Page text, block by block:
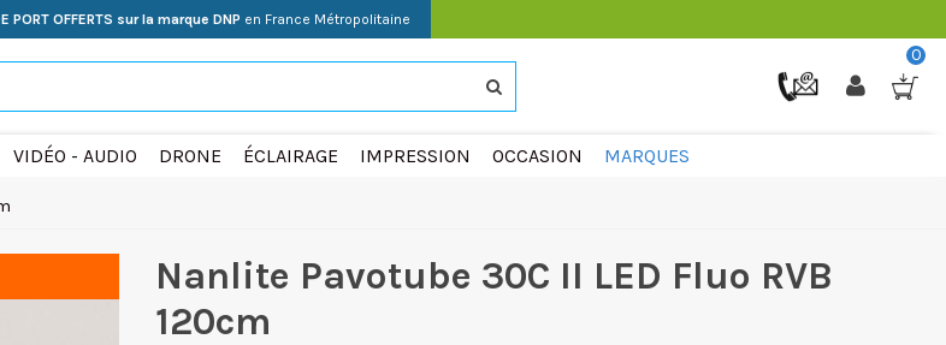
PORT OFFERTS sur la marque DNP en France Métropolitaine
0
VIDÉO - AUDIO DRONE ÉCLAIRAGE IMPRESSION OCCASION MARQUES
Nanlite Pavotube 30C II LED Fluo RVB
120cm